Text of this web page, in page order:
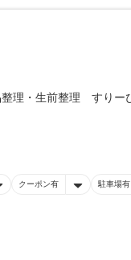
クーポン有 駐車場有